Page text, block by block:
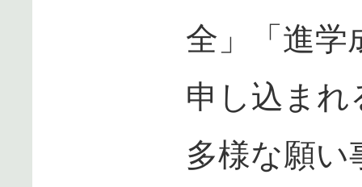
全」「進学
申し込まれ
多様な願